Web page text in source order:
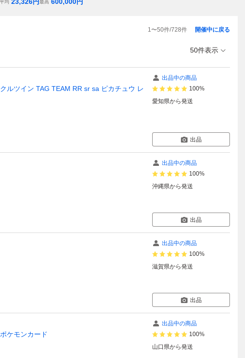
平均 最高
1〜50件/728件 開催中に戻る
50件表示
ルツイン TAG TEAM RR sr sa ピカチュウ レ
出品中の商品
100%
愛知県から発送
出品
出品中の商品
100%
沖縄県から発送
出品
出品中の商品
100%
滋賀県から発送
出品
ケモンカード
出品中の商品
100%
山口県から発送